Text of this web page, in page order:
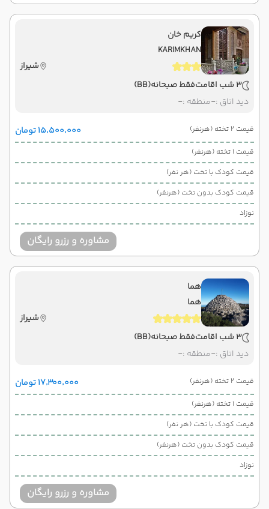
کریم خان
KARIMKHAN
شیراز
3 شب اقامت
فقط صبحانه(BB)
دید اتاق :-منطقه :-
قیمت 2 تخته (هرنفر) ۱۵٬۵۰۰٬۰۰۰ تومان
قیمت 1 تخته (هرنفر)
قیمت کودک با تخت (هر نفر)
قیمت کودک بدون تخت (هرنفر)
نوزاد
مشاوره و رزرو رایگان
هما
هما
شیراز
3 شب اقامت
فقط صبحانه(BB)
دید اتاق :-منطقه :-
قیمت 2 تخته (هرنفر) ۱۷٬۳۰۰٬۰۰۰ تومان
قیمت 1 تخته (هرنفر)
قیمت کودک با تخت (هر نفر)
قیمت کودک بدون تخت (هرنفر)
نوزاد
مشاوره و رزرو رایگان